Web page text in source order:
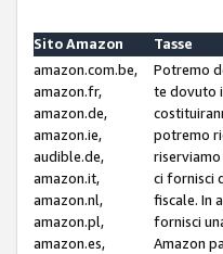
Sito Amazon
Tasse
amazon.com.be,
amazon.fr,
amazon.de,
amazon.ie,
audible.de,
amazon.it,
amazon.nl,
amazon.pl,
amazon.es,
Potremo
te dovuto
potremo
ci fornisci
fiscale. In
fornisci
Amazon